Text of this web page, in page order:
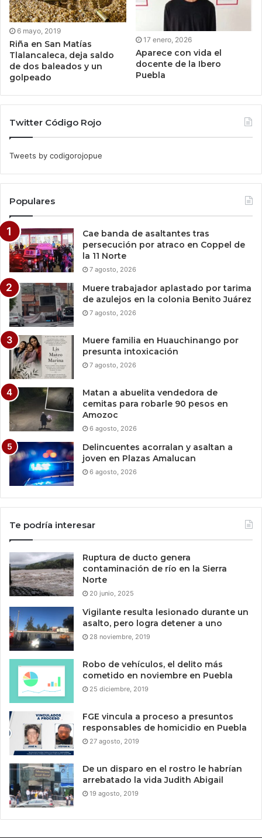
6 mayo, 2019
Riña en San Matías
Tlalancaleca, deja saldo
de dos baleados y un
golpeado
17 enero, 2026
Aparece con vida el
docente de la Ibero
Puebla
Twitter Código Rojo
Tweets by codigorojopue
Populares
Cae banda de asaltantes tras
persecución por atraco en Coppel de
la 11 Norte
7 agosto, 2026
Muere trabajador aplastado por tarima
de azulejos en la colonia Benito Juárez
7 agosto, 2026
Muere familia en Huauchinango por
presunta intoxicación
7 agosto, 2026
Matan a abuelita vendedora de
cemitas para robarle 90 pesos en
Amozoc
6 agosto, 2026
Delincuentes acorralan y asaltan a
joven en Plazas Amalucan
6 agosto, 2026
Te podría interesar
Ruptura de ducto genera
contaminación de río en la Sierra
Norte
20 junio, 2025
Vigilante resulta lesionado durante un
asalto, pero logra detener a uno
28 noviembre, 2019
Robo de vehículos, el delito más
cometido en noviembre en Puebla
25 diciembre, 2019
FGE vincula a proceso a presuntos
responsables de homicidio en Puebla
27 agosto, 2019
De un disparo en el rostro le habrían
arrebatado la vida Judith Abigail
19 agosto, 2019